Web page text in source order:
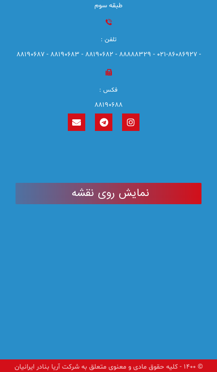
طبقه سوم
تلفن :
- 021-86086927 - 88888329 - 88190682 - 88190683 - 88190687
فکس :
88190688
نمایش روی نقشه
© ۱۴۰۰ - کلیه حقوق مادی و معنوی متعلق به شرکت آریا بنادر ایرانیان